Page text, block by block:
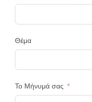
Θέμα
Το Μήνυμά σας